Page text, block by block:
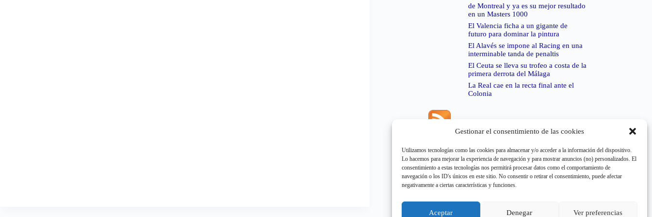
Gestionar el consentimiento de las cookies
Utilizamos tecnologías como las cookies para almacenar y/o acceder a la información del dispositivo.
Lo hacemos para mejorar la experiencia de navegación y para mostrar anuncios (no) personalizados. El
consentimiento a estas tecnologías nos permitirá procesar datos como el comportamiento de
navegación o los ID's únicos en este sitio. No consentir o retirar el consentimiento, puede afectar
negativamente a ciertas características y funciones.
Aceptar Denegar Ver preferencias
de Montreal y ya es su mejor resultado
en un Masters 1000
El Valencia ficha a un gigante de
futuro para dominar la pintura
El Alavés se impone al Racing en una
interminable tanda de penaltis
El Ceuta se lleva su trofeo a costa de la
primera derrota del Málaga
La Real cae en la recta final ante el
Colonia
Error de RSS:Retrieved unsupported status code
"404"